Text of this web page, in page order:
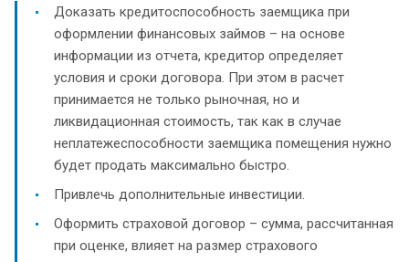
Доказать кредитоспособность заемщика при
оформлении финансовых займов – на основе
информации из отчета, кредитор определяет
условия и сроки договора. При этом в расчет
принимается не только рыночная, но и
ликвидационная стоимость, так как в случае
неплатежеспособности заемщика помещения нужно
будет продать максимально быстро.
Привлечь дополнительные инвестиции.
Оформить страховой договор – сумма, рассчитанная
при оценке, влияет на размер страхового